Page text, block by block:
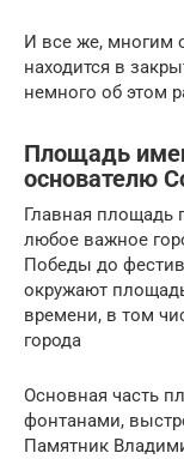
И все же, многим
находится в
немного об этом
Площадь
основателю
Главная площадь
любое важное
Победы до
окружают
времени, в том
города
Основная часть
фонтанами,
Памятник